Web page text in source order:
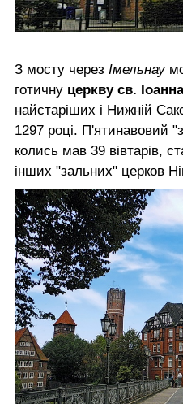
З мосту через Імельнау
готичну церкву св. Іоанна
найстаріших і Нижній
1297 році. П'ятинавовий
колись мав 39 вівтарів,
інших "зальних" церков